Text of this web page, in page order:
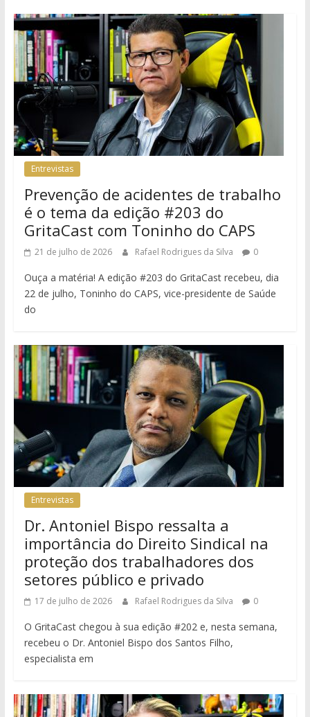
Entrevistas
Prevenção de acidentes de trabalho
é o tema da edição #203 do
GritaCast com Toninho do CAPS
21 de julho de 2026 Rafael Rodrigues da Silva 0
Ouça a matéria! A edição #203 do GritaCast recebeu, dia
22 de julho, Toninho do CAPS, vice-presidente de Saúde
do
Entrevistas
Dr. Antoniel Bispo ressalta a
importância do Direito Sindical na
proteção dos trabalhadores dos
setores público e privado
17 de julho de 2026 Rafael Rodrigues da Silva 0
O GritaCast chegou à sua edição #202 e, nesta semana,
recebeu o Dr. Antoniel Bispo dos Santos Filho,
especialista em